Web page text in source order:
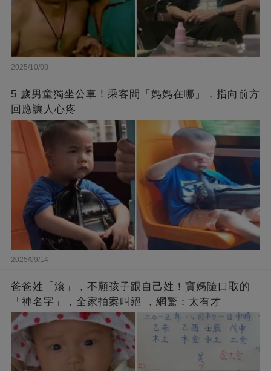
2025/10/08
5 歲男童獨坐公車！乘客問「媽媽在哪」，指向前方
回應讓人心疼
2025/09/14
爸爸姓「滾」，不願孩子跟自己姓！寶媽隨口取的
「神名字」，全家拍案叫絕 ，網驚：太有才